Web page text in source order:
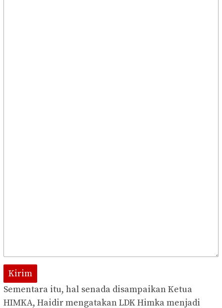
Kirim
Sementara itu, hal senada disampaikan Ketua
HIMKA, Haidir mengatakan LDK Himka menjadi